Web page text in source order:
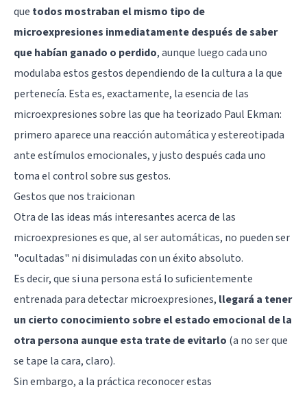
que todos mostraban el mismo tipo de
microexpresiones inmediatamente después de saber
que habían ganado o perdido, aunque luego cada uno
modulaba estos gestos dependiendo de la cultura a la que
pertenecía. Esta es, exactamente, la esencia de las
microexpresiones sobre las que ha teorizado Paul Ekman:
primero aparece una reacción automática y estereotipada
ante estímulos emocionales, y justo después cada uno
toma el control sobre sus gestos.
Gestos que nos traicionan
Otra de las ideas más interesantes acerca de las
microexpresiones es que, al ser automáticas, no pueden ser
"ocultadas" ni disimuladas con un éxito absoluto.
Es decir, que si una persona está lo suficientemente
entrenada para detectar microexpresiones, llegará a tener
un cierto conocimiento sobre el estado emocional de la
otra persona aunque esta trate de evitarlo (a no ser que
se tape la cara, claro).
Sin embargo, a la práctica reconocer estas